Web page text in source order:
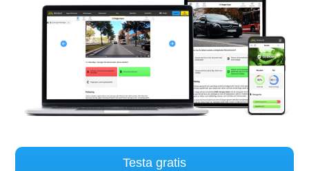
Language
Testa gratis